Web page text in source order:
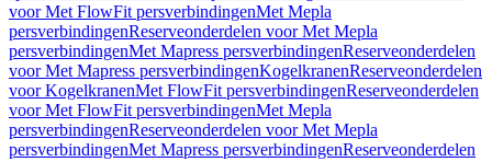
voor Met FlowFit persverbindingenMet Mepla
persverbindingenReserveonderdelen voor Met Mepla
persverbindingenMet Mapress persverbindingenReserveonderdelen
voor Met Mapress persverbindingenKogelkranenReserveonderdelen
voor KogelkranenMet FlowFit persverbindingenReserveonderdelen
voor Met FlowFit persverbindingenMet Mepla
persverbindingenReserveonderdelen voor Met Mepla
persverbindingenMet Mapress persverbindingenReserveonderdelen